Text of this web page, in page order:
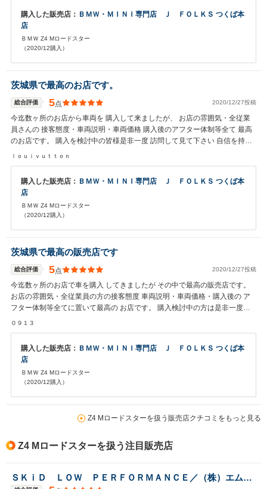
購入した販売店： ＢＭＷ・ＭＩＮＩ専門店 Ｊ ＦＯＬＫＳ つくば本
店
ＢＭＷ Z4 Mロードスター
（2020/12購入）
茨城県で最高のお店です。
総合評価 5点 2020/12/27投稿
今迄数ヶ所のお店から車両を 購入して来ましたが、 お店の雰囲気・全従業
員さんの 接客態度・車両説明・車両価格 購入後のアフター体制等全て 最高
のお店です。 購入を検討中の皆様是非一度 訪問して見て下さい 自信を持っ
てお薦め致します。
ｌｏｕｉｖｕｔｔｏｎ
購入した販売店： ＢＭＷ・ＭＩＮＩ専門店 Ｊ ＦＯＬＫＳ つくば本
店
ＢＭＷ Z4 Mロードスター
（2020/12購入）
茨城県で最高の販売店です
総合評価 5点 2020/12/27投稿
今迄数ヶ所のお店で車を購入 してきましたが その中で最高の販売店です。
お店の雰囲気・全従業員の方の接客態度 車両説明・車両価格・購入後の ア
フター体制等全てに置いて最高の お店です。 購入検討中の方は是非一度訪
問して 見て下さい 必ず満足出来ますよ 皆様に自信を持ってお薦め致しま
０９１３
購入した販売店： ＢＭＷ・ＭＩＮＩ専門店 Ｊ ＦＯＬＫＳ つくば本
店
ＢＭＷ Z4 Mロードスター
（2020/12購入）
Z4 Mロードスターを扱う販売店クチコミをもっと見る
Z4 Mロードスターを扱う注目販売店
ＳＫｉＤ ＬＯＷ ＰＥＲＦＯＲＭＡＮＣＥ／（株）エムワード